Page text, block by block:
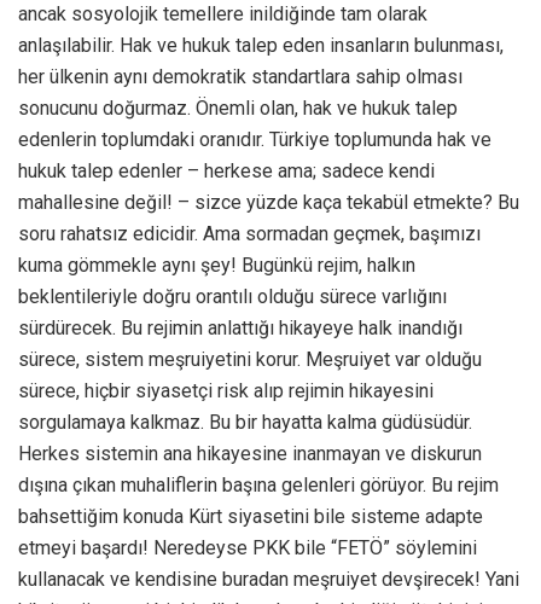
ancak sosyolojik temellere inildiğinde tam olarak
anlaşılabilir. Hak ve hukuk talep eden insanların bulunması,
her ülkenin aynı demokratik standartlara sahip olması
sonucunu doğurmaz. Önemli olan, hak ve hukuk talep
edenlerin toplumdaki oranıdır. Türkiye toplumunda hak ve
hukuk talep edenler – herkese ama; sadece kendi
mahallesine değil! – sizce yüzde kaça tekabül etmekte? Bu
soru rahatsız edicidir. Ama sormadan geçmek, başımızı
kuma gömmekle aynı şey! Bugünkü rejim, halkın
beklentileriyle doğru orantılı olduğu sürece varlığını
sürdürecek. Bu rejimin anlattığı hikayeye halk inandığı
sürece, sistem meşruiyetini korur. Meşruiyet var olduğu
sürece, hiçbir siyasetçi risk alıp rejimin hikayesini
sorgulamaya kalkmaz. Bu bir hayatta kalma güdüsüdür.
Herkes sistemin ana hikayesine inanmayan ve diskurun
dışına çıkan muhaliflerin başına gelenleri görüyor. Bu rejim
bahsettiğim konuda Kürt siyasetini bile sisteme adapte
etmeyi başardı! Neredeyse PKK bile “FETÖ” söylemini
kullanacak ve kendisine buradan meşruiyet devşirecek! Yani